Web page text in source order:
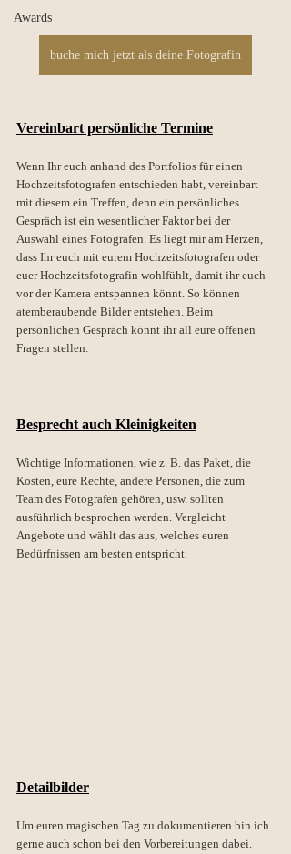
Awards
buche mich jetzt als deine Fotografin
Vereinbart persönliche Termine
Wenn Ihr euch anhand des Portfolios für einen
Hochzeitsfotografen entschieden habt, vereinbart
mit diesem ein Treffen, denn ein persönliches
Gespräch ist ein wesentlicher Faktor bei der
Auswahl eines Fotografen. Es liegt mir am Herzen,
dass Ihr euch mit eurem Hochzeitsfotografen oder
euer Hochzeitsfotografin wohlfühlt, damit ihr euch
vor der Kamera entspannen könnt. So können
atemberaubende Bilder entstehen. Beim
persönlichen Gespräch könnt ihr all eure offenen
Fragen stellen.
Besprecht auch Kleinigkeiten
Wichtige Informationen, wie z. B. das Paket, die
Kosten, eure Rechte, andere Personen, die zum
Team des Fotografen gehören, usw. sollten
ausführlich besprochen werden. Vergleicht
Angebote und wählt das aus, welches euren
Bedürfnissen am besten entspricht.
Detailbilder
Um euren magischen Tag zu dokumentieren bin ich
gerne auch schon bei den Vorbereitungen dabei.